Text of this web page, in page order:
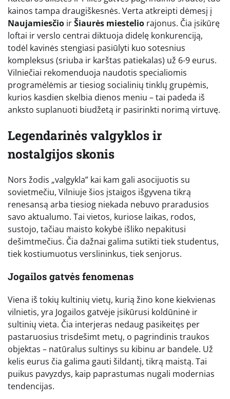
kainos tampa draugiškesnės. Verta atkreipti dėmesį į
Naujamiesčio irŠiaurės miestelio rajonus. Čia įsikūrę
loftai ir verslo centrai diktuoja didelę konkurenciją,
todėl kavinės stengiasi pasiūlyti kuo sotesnius
kompleksus (sriuba ir karštas patiekalas) už 6-9 eurus.
Vilniečiai rekomenduoja naudotis specialiomis
programėlėmis ar tiesiog socialinių tinklų grupėmis,
kurios kasdien skelbia dienos meniu – tai padeda iš
anksto suplanuoti biudžetą ir pasirinkti norimą virtuvę.
Legendarinės valgyklos ir
nostalgijos skonis
Nors žodis „valgykla” kai kam gali asocijuotis su
sovietmečiu, Vilniuje šios įstaigos išgyvena tikrą
renesansą arba tiesiog niekada nebuvo praradusios
savo aktualumo. Tai vietos, kuriose laikas, rodos,
sustojo, tačiau maisto kokybė išliko nepakitusi
dešimtmečius. Čia dažnai galima sutikti tiek studentus,
tiek kostiumuotus verslininkus, tiek senjorus.
Jogailos gatvės fenomenas
Viena iš tokių kultinių vietų, kurią žino kone kiekvienas
vilnietis, yra Jogailos gatvėje įsikūrusi koldūninė ir
sultinių vieta. Čia interjeras nedaug pasikeitęs per
pastaruosius trisdešimt metų, o pagrindinis traukos
objektas – natūralus sultinys su kibinu ar bandele. Už
kelis eurus čia galima gauti šildantį, tikrą maistą. Tai
puikus pavyzdys, kaip paprastumas nugali modernias
tendencijas.